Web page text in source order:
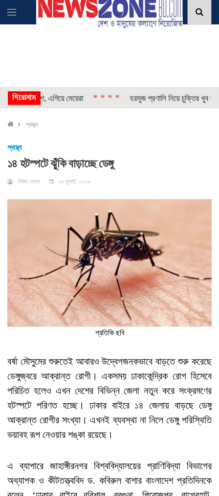
শিরোনাম
এগিয়ে মেয়েরা * * * * হরমুজ প্রণালি নিয়ে চুক্তির খুব কাছাকাছি
স্বাস্থ্য
স্বাস্থ্য
১৪ হটস্পটে ঝুঁকি বাড়াচ্ছে ডেঙ্গু
নিউজ ডেস্ক ০৬ জুলাই, ২০২৬
প্রতিকি ছবি
বর্ষা মৌসুমের শুরুতেই আবারও উদ্বেগজনকভাবে বাড়তে শুরু করেছে
ডেঙ্গুজ্বরে আক্রান্ত রোগী। একসময় ঢাকাকেন্দ্রিক রোগ হিসেবে
পরিচিত হলেও এখন দেশের বিভিন্ন জেলা নতুন করে সংক্রমণের
হটস্পটে পরিণত হচ্ছে। ঢাকার বাইরে ১৪ জেলায় বাড়ছে ডেঙ্গু
আক্রান্ত রোগীর সংখ্যা। এখনই ব্যবস্থা না নিলে ডেঙ্গু পরিস্থিতি
ভয়াবহ রূপ নেওয়ার শঙ্কা রয়েছে।
এ ব্যাপারে জাহাঙ্গীরনগর বিশ্ববিদ্যালয়ের প্রাণিবিদ্যা বিভাগের
অধ্যাপক ও কীটতত্ত্ববিদ ড. কবিরুল বাশার বাংলাদেশ প্রতিদিনকে